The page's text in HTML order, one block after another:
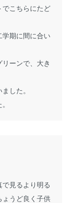
こちらにたど
期に間に合い
ーンで、大き
した。
見るより明る
うど良く子供